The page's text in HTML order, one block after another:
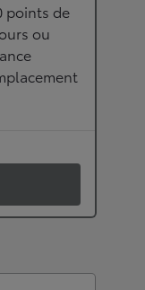
points de
ou